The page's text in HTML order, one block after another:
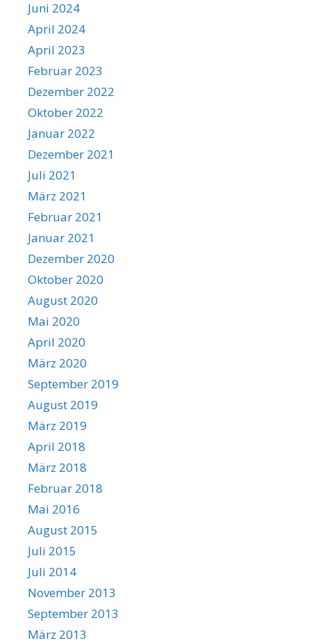
Juni 2024
April 2024
April 2023
Februar 2023
Dezember 2022
Oktober 2022
Januar 2022
Dezember 2021
Juli 2021
März 2021
Februar 2021
Januar 2021
Dezember 2020
Oktober 2020
August 2020
Mai 2020
April 2020
März 2020
September 2019
August 2019
März 2019
April 2018
März 2018
Februar 2018
Mai 2016
August 2015
Juli 2015
Juli 2014
November 2013
September 2013
März 2013